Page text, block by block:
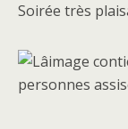
Soirée très